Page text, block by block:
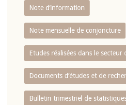
Note d’information
Note mensuelle de conjoncture
Etudes réalisées dans le secteur
Documents d’études et de
Bulletin trimestriel de